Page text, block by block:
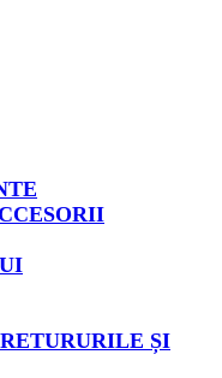
ȘI